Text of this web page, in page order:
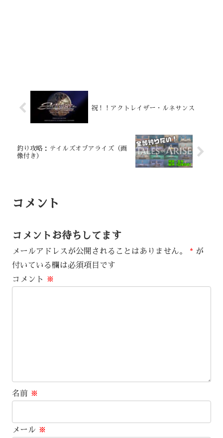
祝！！アクトレイザー・ルネサンス
釣り攻略：テイルズオブアライズ（画
像付き）
コメント
コメントお待ちしてます
メールアドレスが公開されることはありません。 * が
付いている欄は必須項目です
コメント
※
名前 ※
メール ※